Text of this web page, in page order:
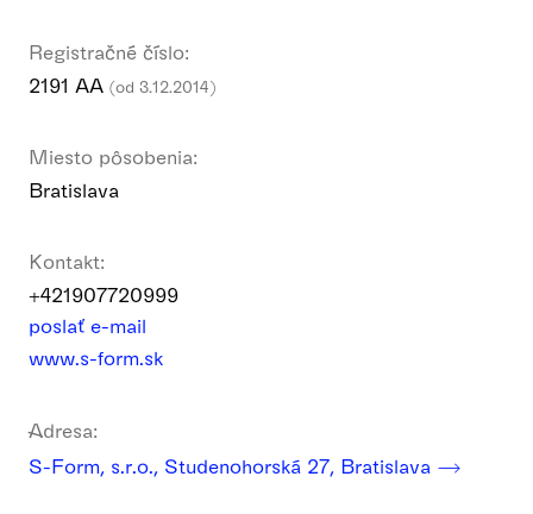
Registračné číslo:
2191 AA (od 3.12.2014)
Miesto pôsobenia:
Bratislava
Kontakt:
+421907720999
poslať e-mail
www.s-form.sk
Adresa:
S-Form, s.r.o., Studenohorská 27, Bratislava